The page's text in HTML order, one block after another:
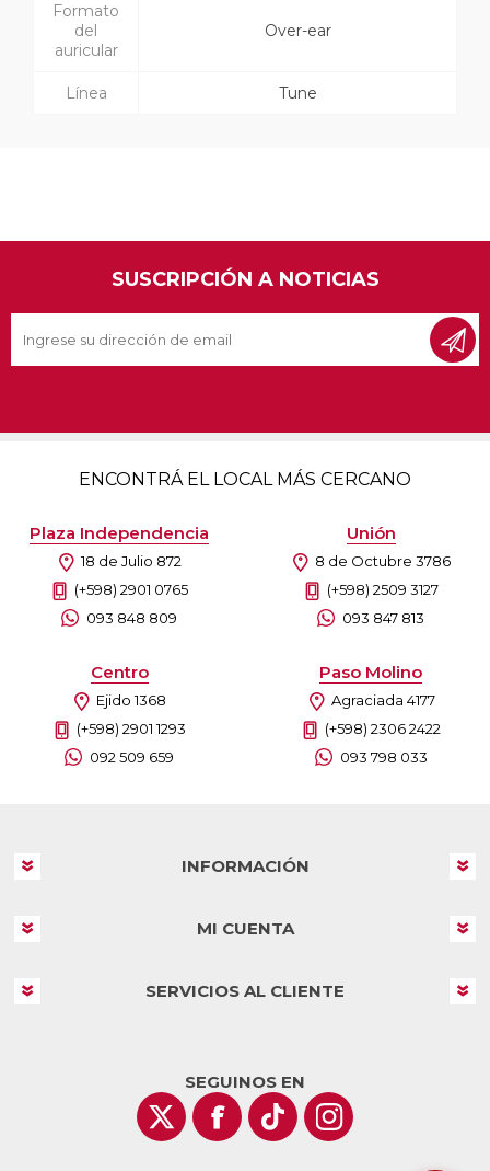
Formato
del
auricular
Over-ear
Línea Tune
SUSCRIPCIÓN A NOTICIAS
ENCONTRÁ EL LOCAL MÁS CERCANO
Plaza Independencia
18 de Julio 872
(+598) 2901 0765
093 848 809
Unión
8 de Octubre 3786
(+598) 2509 3127
093 847 813
Centro
Ejido 1368
(+598) 2901 1293
092 509 659
Paso Molino
Agraciada 4177
(+598) 2306 2422
093 798 033
INFORMACIÓN
MI CUENTA
SERVICIOS AL CLIENTE
SEGUINOS EN